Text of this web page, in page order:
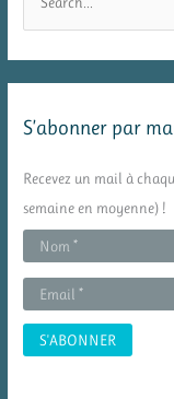
r
:
S’abonner par
Recevez un mail à
semaine en moyenne) !